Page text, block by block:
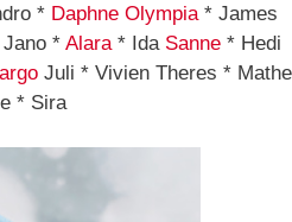
* Daphne Olympia * James
* Alara * Ida Sanne * Hedi
Juli * Vivien Theres *
* Sira